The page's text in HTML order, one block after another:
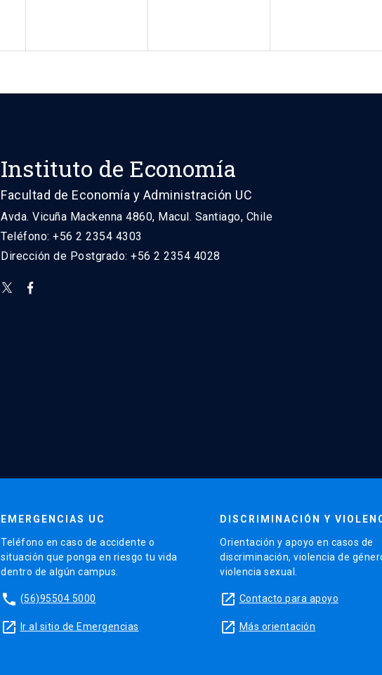
Instituto de Economía
Facultad de Economía y Administración UC
Avda. Vicuña Mackenna 4860, Macul. Santiago, Chile
Teléfono: +56 2 2354 4303
Dirección de Postgrado: +56 2 2354 4028
EMERGENCIAS UC
Teléfono en caso de accidente o
situación que ponga en riesgo tu vida
dentro de algún campus.
phone (56)95504 5000
launch Ir al sitio de Emergencias
DISCRIMINACIÓN Y
Orientación y apoyo en casos de
discriminación, violencia de
violencia sexual.
launch Contacto para apoyo
launch Más orientación